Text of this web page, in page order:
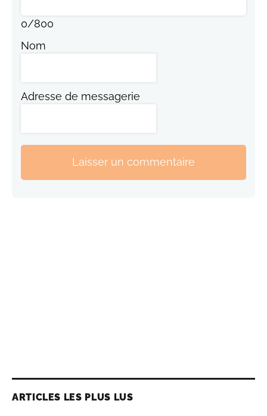
0/800
Nom
Adresse de messagerie
Laisser un commentaire
ARTICLES LES PLUS LUS